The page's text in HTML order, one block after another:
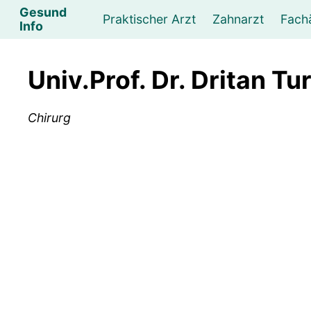
Gesund
Info
Praktischer Arzt Zahnarzt
Univ.Prof. Dr. Dritan
Chirurg